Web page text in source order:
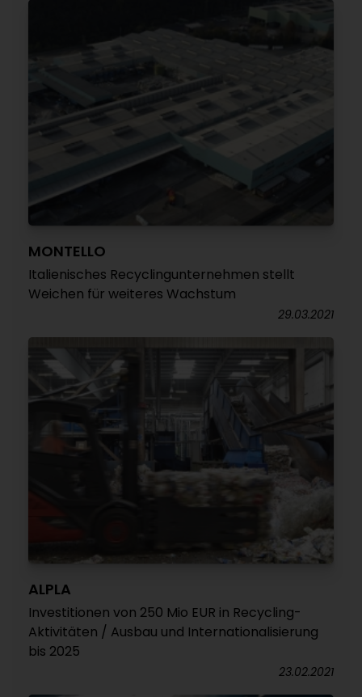
MONTELLO
Italienisches Recyclingunternehmen stellt
Weichen für weiteres Wachstum
29.03.2021
ALPLA
Investitionen von 250 Mio EUR in Recycling-
Aktivitäten / Ausbau und Internationalisierung
bis 2025
23.02.2021